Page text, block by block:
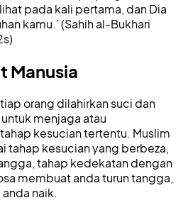
pada kali pertama, dan Dia
kamu.’ (Sahih al-Bukhari
Manusia
orang dilahirkan suci dan
menjaga atau
kesucian tertentu. Muslim
tahap kesucian yang berbeza,
tahap kedekatan dengan
membuat anda turun tangga,
naik.